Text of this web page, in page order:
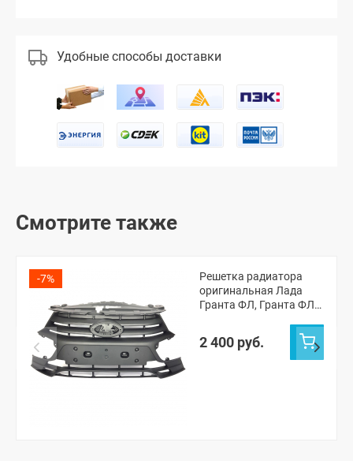
Удобные способы доставки
Смотрите также
-7%
Решетка радиатора
оригинальная Лада
Гранта ФЛ, Гранта ФЛ
(8450100959)
2 400 руб.